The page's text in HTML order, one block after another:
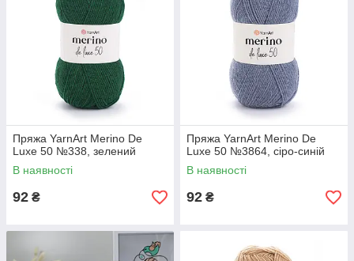
Пряжа YarnArt Merino De
Luxe 50 №338, зелений
В наявності
92 ₴
Пряжа YarnArt Merino De
Luxe 50 №3864, сіро-синій
В наявності
92 ₴